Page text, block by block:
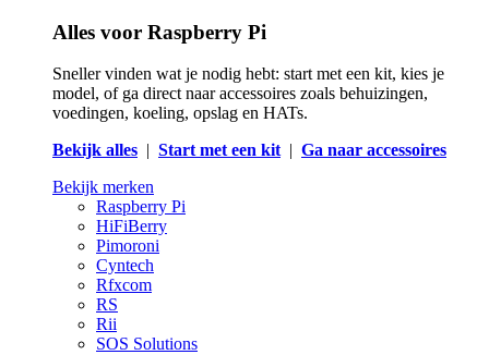
Alles voor Raspberry Pi
Sneller vinden wat je nodig hebt: start met een kit, kies je
model, of ga direct naar accessoires zoals behuizingen,
voedingen, koeling, opslag en HATs.
Bekijk alles | Start met een kit| Ga naar accessoires
Bekijk merken
Raspberry Pi
HiFiBerry
Pimoroni
Cyntech
Rfxcom
RS
Rii
SOS Solutions